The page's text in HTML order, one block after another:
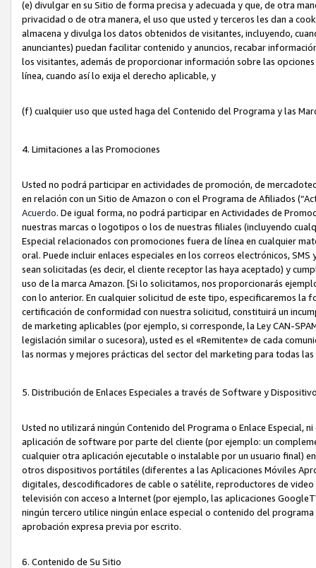
(e) divulgar en su Sitio de forma precisa y adecuada y que, de otra
privacidad o de otra manera, el uso que usted y terceros les dan a
almacena y divulga los datos obtenidos de visitantes, incluyendo,
anunciantes) puedan facilitar contenido y anuncios, recabar
los visitantes, además de proporcionar información sobre las
línea, cuando así lo exija el derecho aplicable, y
(f) cualquier uso que usted haga del Contenido del Programa y las
4. Limitaciones a las Promociones
Usted no podrá participar en actividades de promoción, de
en relación con un Sitio de Amazon o con el Programa de Afiliados
Acuerdo. De igual forma, no podrá participar en Actividades de
nuestras marcas o logotipos o los de nuestras filiales (incluyendo
Especial relacionados con promociones fuera de línea en cualquier
oral. Puede incluir enlaces especiales en los correos electrónicos,
sean solicitadas (es decir, el cliente receptor las haya aceptado) y
uso de la marca Amazon. [Si lo solicitamos, nos proporcionarás
con lo anterior. En cualquier solicitud de este tipo, especificaremos
certificación de conformidad con nuestra solicitud, constituirá un
de marketing aplicables (por ejemplo, si corresponde, la Ley CAN-
legislación similar o sucesora), usted es el «Remitente» de cada
las normas y mejores prácticas del sector del marketing para todas
5. Distribución de Enlaces Especiales a través de Software y
Usted no utilizará ningún Contenido del Programa o Enlace Especial,
aplicación de software por parte del cliente (por ejemplo: un
cualquier otra aplicación ejecutable o instalable por un usuario final)
otros dispositivos portátiles (diferentes a las Aplicaciones Móviles
digitales, descodificadores de cable o satélite, reproductores de
televisión con acceso a Internet (por ejemplo, las aplicaciones
ningún tercero utilice ningún enlace especial o contenido del
aprobación expresa previa por escrito.
6. Contenido de Su Sitio